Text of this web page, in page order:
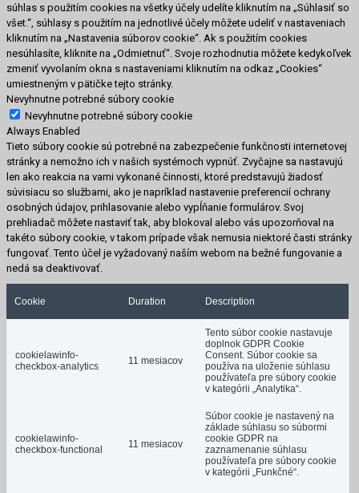
súhlas s použitím cookies na všetky účely udelíte kliknutím na „Súhlasiť so
všet.“, súhlasy s použitím na jednotlivé účely môžete udeliť v nastaveniach
kliknutím na „Nastavenia súborov cookie“. Ak s použitím cookies
nesúhlasíte, kliknite na „Odmietnuť“. Svoje rozhodnutia môžete kedykoľvek
zmeniť vyvolaním okna s nastaveniami kliknutím na odkaz „Cookies“
umiestneným v pätičke tejto stránky.
Nevyhnutne potrebné súbory cookie
Nevyhnutne potrebné súbory cookie
Always Enabled
Tieto súbory cookie sú potrebné na zabezpečenie funkčnosti internetovej
stránky a nemožno ich v našich systémoch vypnúť. Zvyčajne sa nastavujú
len ako reakcia na vami vykonané činnosti, ktoré predstavujú žiadosť
súvisiacu so službami, ako je napríklad nastavenie preferencií ochrany
osobných údajov, prihlasovanie alebo vypĺňanie formulárov. Svoj
prehliadač môžete nastaviť tak, aby blokoval alebo vás upozorňoval na
takéto súbory cookie, v takom prípade však nemusia niektoré časti stránky
fungovať. Tento účel je vyžadovaný naším webom na bežné fungovanie a
nedá sa deaktivovať.
Cookie Duration Description
cookielawinfo-
checkbox-analytics
11 mesiacov
Tento súbor cookie nastavuje
doplnok GDPR Cookie
Consent. Súbor cookie sa
používa na uloženie súhlasu
používateľa pre súbory cookie
v kategórii „Analytika“.
cookielawinfo-
checkbox-functional
11 mesiacov
Súbor cookie je nastavený na
základe súhlasu so súbormi
cookie GDPR na
zaznamenanie súhlasu
používateľa pre súbory cookie
v kategórii „Funkčné“.